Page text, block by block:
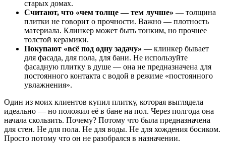
старых домах.
Считают, что «чем толще — тем лучше» — толщина
плитки не говорит о прочности. Важно — плотность
материала. Клинкер может быть тонким, но прочнее
толстой керамики.
Покупают «всё под одну задачу» — клинкер бывает
для фасада, для пола, для бани. Не используйте
фасадную плитку в душе — она не предназначена для
постоянного контакта с водой в режиме «постоянного
увлажнения».
Один из моих клиентов купил плитку, которая выглядела
идеально — но положил её в бане на пол. Через полгода она
начала скользить. Почему? Потому что была предназначена
для стен. Не для пола. Не для воды. Не для хождения босиком.
Просто потому что он не разобрался в назначении.